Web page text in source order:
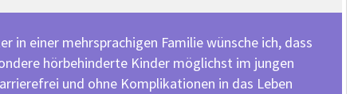
in einer mehrsprachigen Familie wünsche ich, dass
hörbehinderte Kinder möglichst im jungen
und ohne Komplikationen in das Leben